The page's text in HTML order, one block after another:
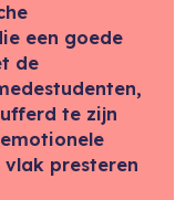
een goede
de
te zijn
vlak presteren